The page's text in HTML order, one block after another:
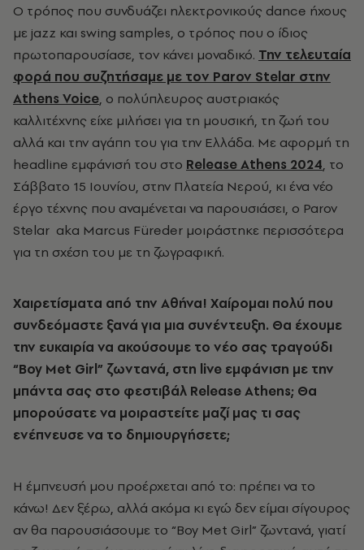
Ο τρόπος που συνδυάζει ηλεκτρονικούς dance ήχους
με jazz και swing samples, ο τρόπος που ο ίδιος
πρωτοπαρουσίασε, τον κάνει μοναδικό. Την τελευταία
φορά που συζητήσαμε με τον Parov Stelar στην
Athens Voice, ο πολύπλευρος αυστριακός
καλλιτέχνης είχε μιλήσει για τη μουσική, τη ζωή του
αλλά και την αγάπη του για την Ελλάδα. Με αφορμή τη
headline εμφάνισή του στο Release Athens 2024, το
Σάββατο 15 Ιουνίου, στην Πλατεία Νερού, κι ένα νέο
έργο τέχνης που αναμένεται να παρουσιάσει, ο Parov
Stelar aka Marcus Füreder μοιράστηκε περισσότερα
για τη σχέση του με τη ζωγραφική.
Χαιρετίσματα από την Αθήνα! Χαίρομαι πολύ που
συνδεόμαστε ξανά για μια συνέντευξη. Θα έχουμε
την ευκαιρία να ακούσουμε το νέο σας τραγούδι
“Boy Met Girl” ζωντανά, στη live εμφάνιση με την
μπάντα σας στο φεστιβάλ ReleaseAthens; Θα
μπορούσατε να μοιραστείτε μαζί μας τι σας
ενέπνευσε να το δημιουργήσετε;
Η έμπνευσή μου προέρχεται από το: πρέπει να το
κάνω! Δεν ξέρω, αλλά ακόμα κι εγώ δεν είμαι σίγουρος
αν θα παρουσιάσουμε το “Boy Met Girl” ζωντανά, γιατί